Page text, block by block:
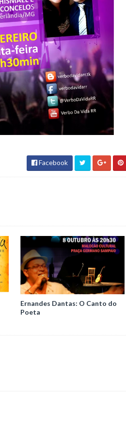
Facebook
Ernandes Dantas: O Canto do
Poeta